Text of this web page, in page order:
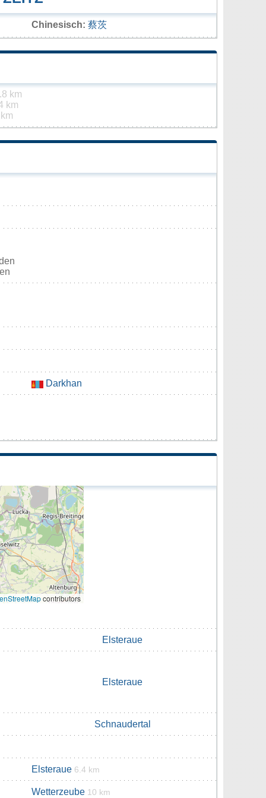
Chinesisch: 蔡茨
km
km
Darkhan
contributors
Elsteraue
Elsteraue
Schnaudertal
Elsteraue 6.4 km
Wetterzeube 10 km